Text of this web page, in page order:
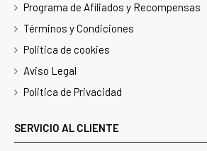
Programa de Afiliados y Recompensas
Términos y Condiciones
Politica de cookies
Aviso Legal
Politica de Privacidad
SERVICIO AL CLIENTE